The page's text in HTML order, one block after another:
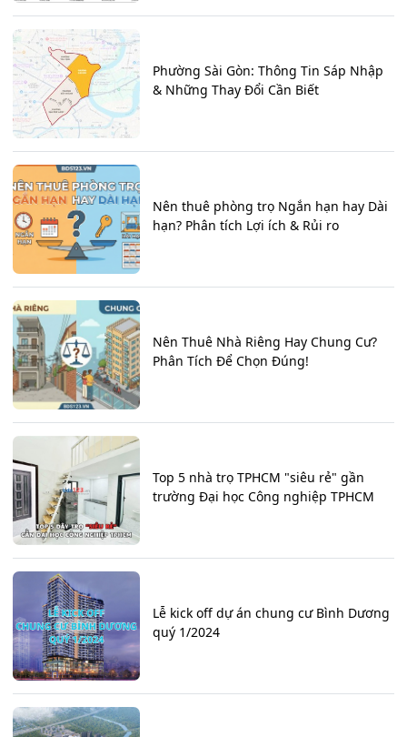
Phường Sài Gòn: Thông Tin Sáp Nhập
& Những Thay Đổi Cần Biết
Nên thuê phòng trọ Ngắn hạn hay Dài
hạn? Phân tích Lợi ích & Rủi ro
Nên Thuê Nhà Riêng Hay Chung Cư?
Phân Tích Để Chọn Đúng!
Top 5 nhà trọ TPHCM "siêu rẻ" gần
trường Đại học Công nghiệp TPHCM
Lễ kick off dự án chung cư Bình Dương
quý 1/2024